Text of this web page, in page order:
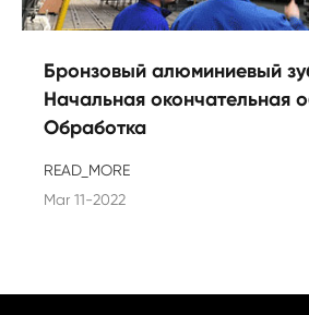
Бронзовый алюминиевый
Начальная окончательная
Обработка
READ_MORE
Mar 11-2022